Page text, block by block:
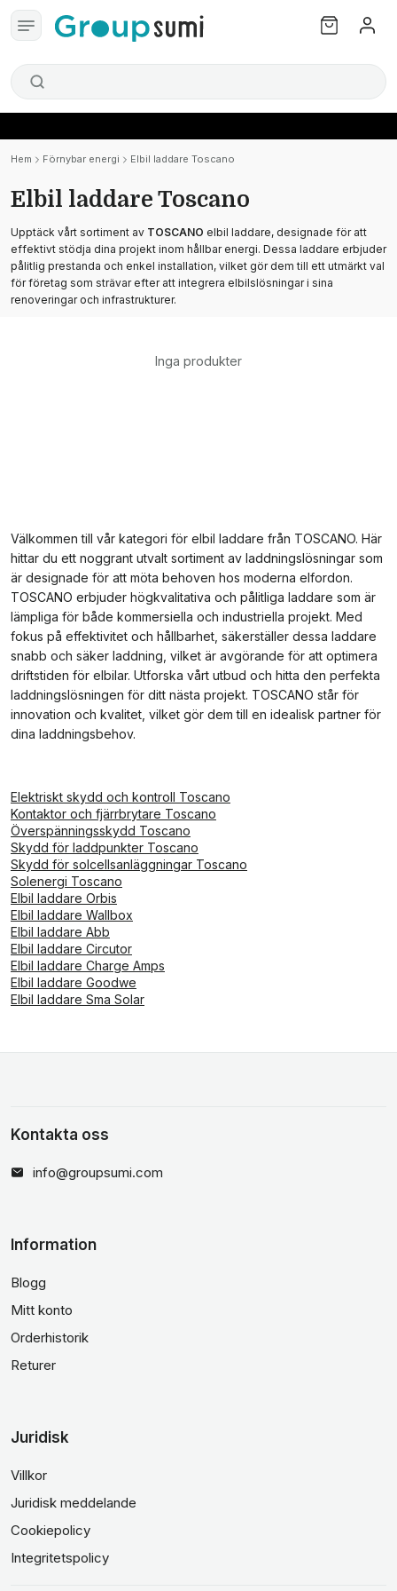
Hem Förnybar energi Elbil laddare Toscano
Elbil laddare Toscano
Upptäck vårt sortiment av TOSCANO elbil laddare, designade för att
effektivt stödja dina projekt inom hållbar energi. Dessa laddare erbjuder
pålitlig prestanda och enkel installation, vilket gör dem till ett utmärkt val
för företag som strävar efter att integrera elbilslösningar i sina
renoveringar och infrastrukturer.
Inga produkter
Välkommen till vår kategori för elbil laddare från TOSCANO. Här
hittar du ett noggrant utvalt sortiment av laddningslösningar som
är designade för att möta behoven hos moderna elfordon.
TOSCANO erbjuder högkvalitativa och pålitliga laddare som är
lämpliga för både kommersiella och industriella projekt. Med
fokus på effektivitet och hållbarhet, säkerställer dessa laddare
snabb och säker laddning, vilket är avgörande för att optimera
driftstiden för elbilar. Utforska vårt utbud och hitta den perfekta
laddningslösningen för ditt nästa projekt. TOSCANO står för
innovation och kvalitet, vilket gör dem till en idealisk partner för
dina laddningsbehov.
Elektriskt skydd och kontroll Toscano
Kontaktor och fjärrbrytare Toscano
Överspänningsskydd Toscano
Skydd för laddpunkter Toscano
Skydd för solcellsanläggningar Toscano
Solenergi Toscano
Elbil laddare Orbis
Elbil laddare Wallbox
Elbil laddare Abb
Elbil laddare Circutor
Elbil laddare Charge Amps
Elbil laddare Goodwe
Elbil laddare Sma Solar
Kontakta oss
info@groupsumi.com
Information
Blogg
Mitt konto
Orderhistorik
Returer
Juridisk
Villkor
Juridisk meddelande
Cookiepolicy
Integritetspolicy